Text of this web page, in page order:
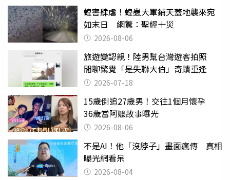
蝗害肆虐！蝗蟲大軍鋪天蓋地襲來宛
如末日 網驚：聖經十災
2026-08-06
旅遊變認親！陸男幫台灣遊客拍照
閒聊驚覺「是失聯大伯」奇蹟重逢
2026-07-18
15歲倒追27歲男！交往1個月懷孕
36歲當阿嬤故事曝光
2026-08-06
不是AI！他「沒脖子」畫面瘋傳 真相
曝光網看呆
2026-08-04